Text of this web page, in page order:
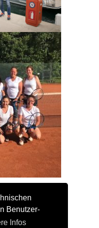
Benutzer-
Infos